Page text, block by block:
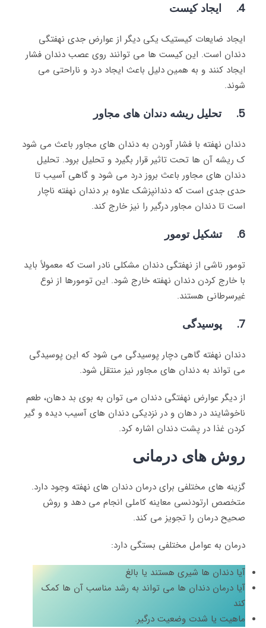
4. ایجاد کیست
ایجاد ضایعات کیستیک یکی دیگر از عوارض جدی نهفتگی
دندان است. این کیست ها می توانند روی عصب دندان فشار
ایجاد کنند و به همین دلیل باعث ایجاد درد و ناراحتی می
شوند.
5. تحلیل ریشه دندان های مجاور
دندان نهفته با فشار آوردن به دندان های مجاور باعث می شود
ک ریشه آن ها تحت تاثیر قرار بگیرد و تحلیل برود. تحلیل
دندان های مجاور باعث بروز درد می شود و گاهی آسیب تا
حدی جدی است که دندانپزشک علاوه بر دندان نهفته ناچار
است تا دندان مجاور درگیر را نیز خارج کند.
6. تشکیل تومور
تومور ناشی از نهفتگی دندان مشکلی نادر است که معمولاً باید
با خارج کردن دندان نهفته خارج شود. این تومورها از نوع
غیرسرطانی هستند.
7. پوسیدگی
دندان نهفته گاهی دچار پوسیدگی می شود که این پوسیدگی
می تواند به دندان های مجاور نیز منتقل شود.
از دیگر عوارض نهفتگی دندان می توان به بوی بد دهان، طعم
ناخوشایند در دهان و در نزدیکی دندان های آسیب دیده و گیر
کردن غذا در پشت دندان اشاره کرد.
روش های درمانی
گزینه های مختلفی برای درمان دندان های نهفته وجود دارد.
متخصص ارتودنسی معاینه کاملی انجام می دهد و روش
صحیح درمان را تجویز می کند.
درمان به عوامل مختلفی بستگی دارد:
آیا دندان ها شیری هستند یا بالغ
آیا درمان دندان ها می تواند به رشد مناسب آن ها کمک
کند
ماهیت یا شدت وضعیت درگیر.